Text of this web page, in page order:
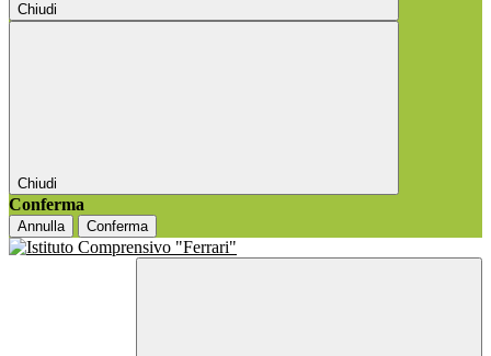
Chiudi
Chiudi
Conferma
Annulla Conferma